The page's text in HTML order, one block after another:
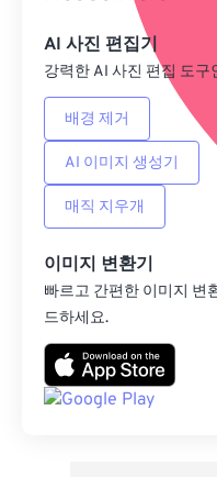
AI 사진 편집기
강력한 AI 사진 편집 도
배경 제거
AI 이미지 생성기
매직 지우개
이미지 변환기
빠르고 간편한 이미지 변
드하세요.